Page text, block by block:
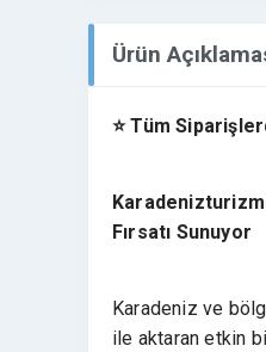
Ürün
⭐ Tüm
Fırsatı Sunuyor
Karadeniz ve
ile aktaran etkin